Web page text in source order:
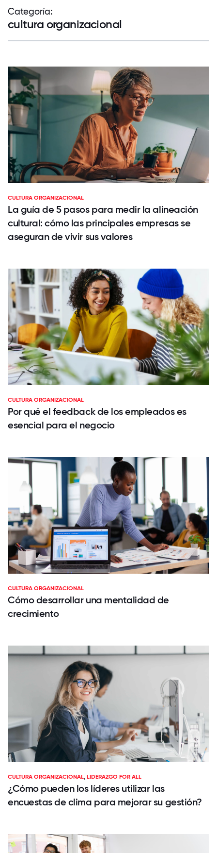
Categoría:
cultura organizacional
CULTURA ORGANIZACIONAL
La guía de 5 pasos para medir la alineación
cultural: cómo las principales empresas se
aseguran de vivir sus valores
CULTURA ORGANIZACIONAL
Por qué el feedback de los empleados es
esencial para el negocio
CULTURA ORGANIZACIONAL
Cómo desarrollar una mentalidad de
crecimiento
CULTURA ORGANIZACIONAL,LIDERAZGO FOR ALL
¿Cómo pueden los líderes utilizar las
encuestas de clima para mejorar su gestión?